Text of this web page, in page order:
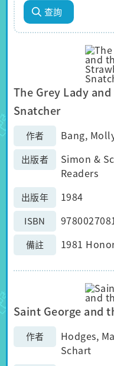
The Grey Lady
Snatcher
作者 Bang,
出版者
Simon &
Readers
出版年 1984
ISBN
備註 1981
Saint George and
作者
Hodges,
Schart